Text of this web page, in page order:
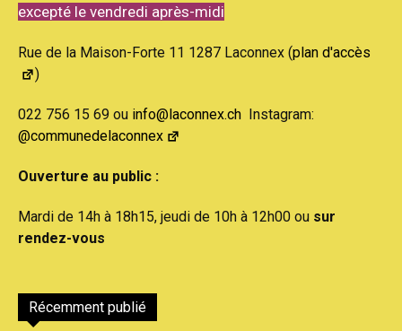
excepté le vendredi après-midi
Rue de la Maison-Forte 11 1287 Laconnex (plan d'accès
)
022 756 15 69 ou info@laconnex.ch Instagram:
@communedelaconnex
Ouverture au public :
Mardi de 14h à 18h15, jeudi de 10h à 12h00 ou sur
rendez-vous
Récemment publié